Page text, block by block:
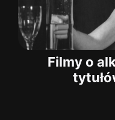
Filmy o